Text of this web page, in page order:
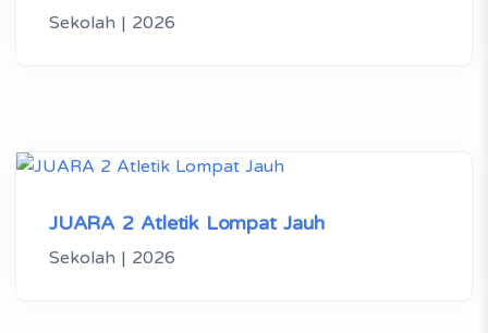
Sekolah | 2026
JUARA 2 Atletik Lompat Jauh
Sekolah | 2026